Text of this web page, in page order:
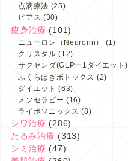
点滴療法 (25)
ピアス (30)
痩身治療 (101)
ニューロン（Neuronn）
(1)
クリスタル (12)
サクセンダ(GLPー1ダイエット)
ふくらはぎボトックス (2)
ダイエット (63)
メソセラピー (16)
ライポソニックス (8)
シワ治療 (286)
たるみ治療 (313)
シミ治療 (47)